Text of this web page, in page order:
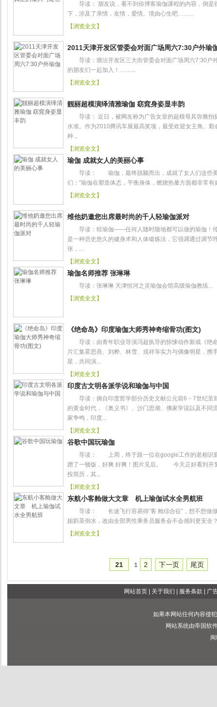
导读： 朋友说，看不到你博客瑜伽课程的内容，倒是
下，涉及了亲情，友情，爱情。境由心生吧……...
【浏览全文】
2011天津开发区管委会对面广场周六7:30户外瑜
导读：塘沽开发区三大街管委会对面广场周六7:30户
的朋友们一起加入！……...
【浏览全文】
靓丽超模演绎清雅瑜伽 窈窕身姿显丰韵
导读： 近日，被网友称为广告女皇的超模母其弥雅拍
水准。作为2010腾讯车展最高奖项，最受欢迎女主角。
种...
【浏览全文】
瑜伽 成就女人的美丽心事
导读： 瑜伽，最终脱颖而出，成就了女人们这些
们：“瑜伽在塑造体态，平衡身体，燃烧热量方面都非常有
【浏览全文】
维他奶邀您出席最时尚的千人轻瑜伽派对
导读：轻瑜伽——任何人随时随地都可以做的瑜伽！传
是一种历史悠久的健身术和人体锻炼法，它强调通过调节
张，...
【浏览全文】
瑜伽名师推荐 张琳琳
导读：张琳琳 天津恒河之灵瑜伽会馆高级瑜伽教练...
【浏览全文】
《绝命岛》印度瑜伽大师秀神奇缩骨功(图文)
导读：由青年职业导演冯超执导的惊悚动作新戏《绝
片汇集霍思燕、刘桦、林雪、戎祥等实力与偶像明星，携
星，共同演...
【浏览全文】
印度古文明各派学说和瑜伽与中国
导读：摘自印度哲学部分历史文献公元前6－7世纪至
的黄金时代，《奥义书》、沙门思潮、佛家学说以及不同
家争鸣，印度...
【浏览全文】
谷歌中国玩瑜伽
导读： 上周，终于跟一位在google工作的老相识套
蹭了一顿饭，好爽 好爽！图片见后。 今天正好看到开
投简历，其...
【浏览全文】
东航小客舱做大文章 机上瑜伽试水全男航班
导读： 长途飞行容易得“客 舱综合征”，想不想做做
姐斟茶倒水，改由全部男性乘务员服务会不会感到更安全
【浏览全文】
21 1 2 下一页 尾页
网站首页| 关于我们 服务条款 广
如果本网站任何内容侵
网站系统由帝国软